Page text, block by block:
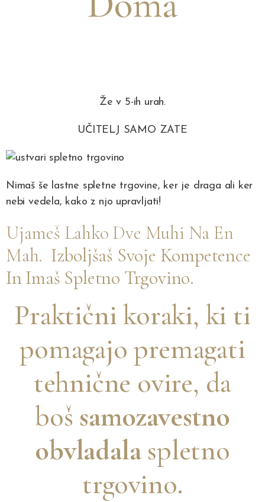
Že v 5-ih urah.
UČITELJ SAMO ZATE
Nimaš še lastne spletne trgovine, ker je draga ali ker
nebi vedela, kako z njo upravljati!
Ujameš Lahko Dve Muhi Na En
Mah. Izboljšaš Svoje Kompetence
In Imaš Spletno Trgovino.
Praktični koraki, ki ti
pomagajo premagati
tehnične ovire, da
boš samozavestno
obvladala spletno
trgovino.